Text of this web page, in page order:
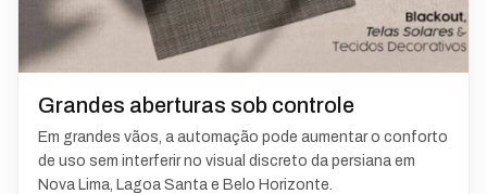
Grandes aberturas sob controle
Em grandes vãos, a automação pode aumentar o conforto
de uso sem interferir no visual discreto da persiana em
Nova Lima, Lagoa Santa e Belo Horizonte.